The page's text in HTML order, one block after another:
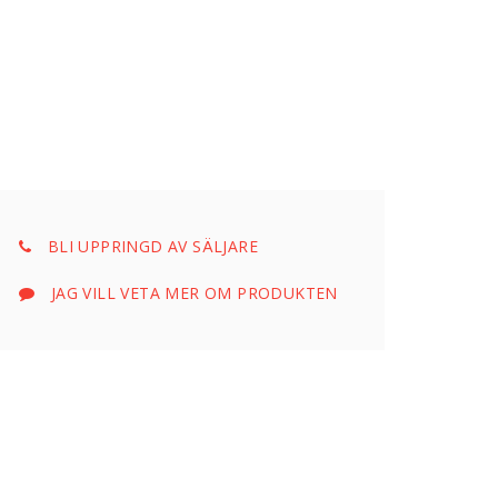
BLI UPPRINGD AV SÄLJARE
JAG VILL VETA MER OM PRODUKTEN